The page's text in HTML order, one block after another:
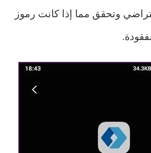
وتحقق مما إذا كانت رموز